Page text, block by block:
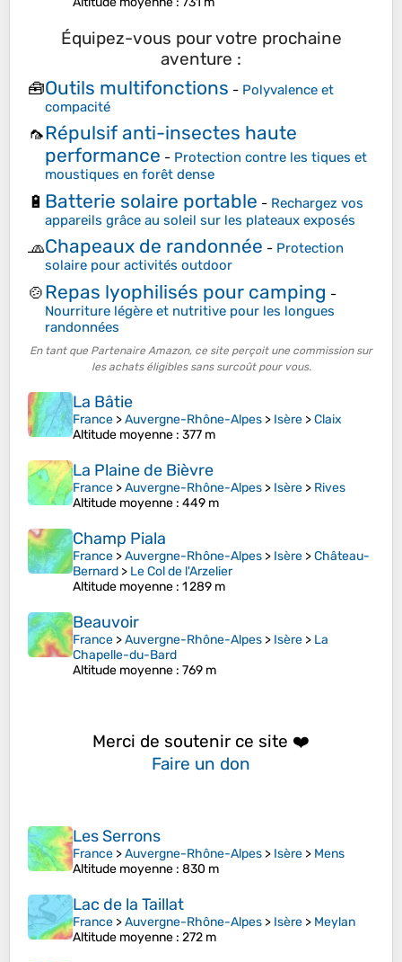
Équipez-vous pour votre prochaine
aventure :
🧰Outils multifonctions - Polyvalence et
compacité
🦟Répulsif anti-insectes haute
performance - Protection contre les tiques et
moustiques en forêt dense
🔋 Batterie solaire portable - Rechargez vos
appareils grâce au soleil sur les plateaux exposés
🧢Chapeaux de randonnée - Protection
solaire pour activités outdoor
🍲Repas lyophilisés pour camping -
Nourriture légère et nutritive pour les longues
randonnées
En tant que Partenaire Amazon, ce site perçoit une commission sur
les achats éligibles sans surcoût pour vous.
La Bâtie
France >Auvergne-Rhône-Alpes > Isère >Claix
Altitude moyenne : 377 m
La Plaine de Bièvre
France >Auvergne-Rhône-Alpes > Isère > Rives
Altitude moyenne : 449 m
Champ Piala
France >Auvergne-Rhône-Alpes > Isère >Château-
Bernard > Le Col de l'Arzelier
Altitude moyenne : 1 289 m
Beauvoir
France >Auvergne-Rhône-Alpes > Isère > La
Chapelle-du-Bard
Altitude moyenne : 769 m
Merci de soutenir ce site ❤️
Faire un don
Les Serrons
France >Auvergne-Rhône-Alpes > Isère > Mens
Altitude moyenne : 830 m
Lac de la Taillat
France >Auvergne-Rhône-Alpes > Isère > Meylan
Altitude moyenne : 272 m